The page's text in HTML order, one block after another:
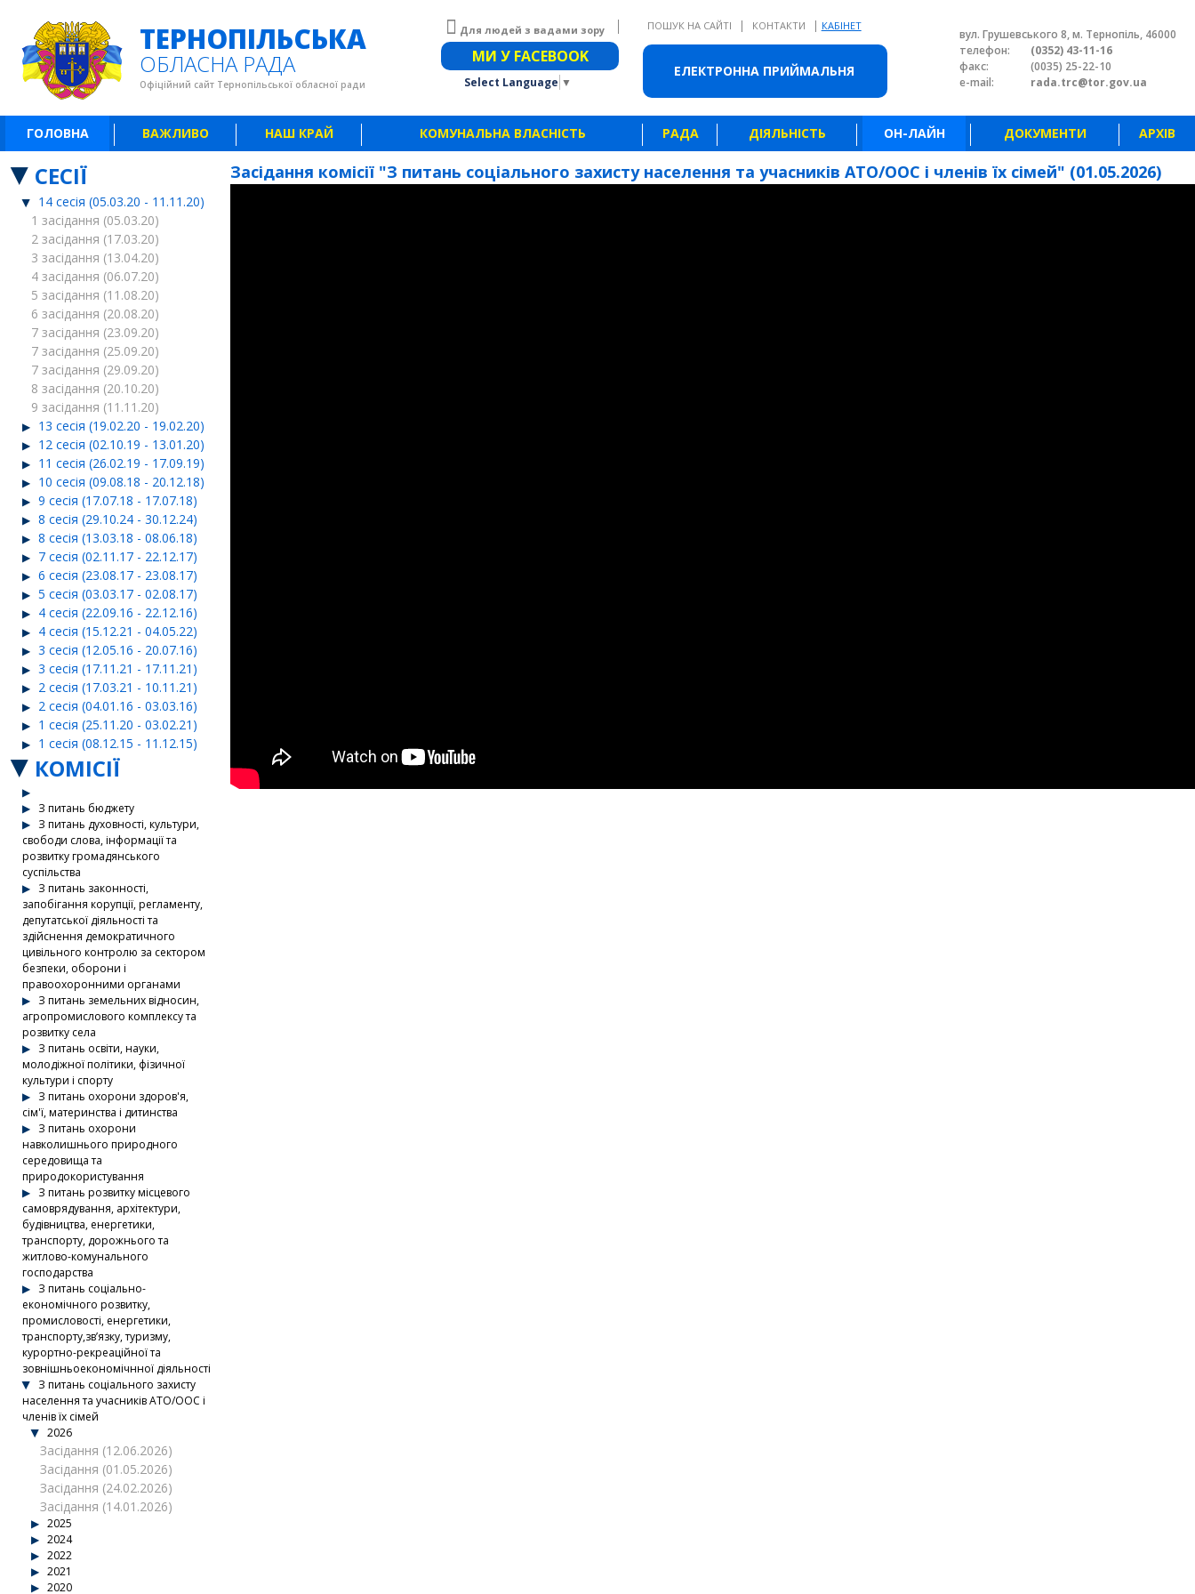
ЕЛЕКТРОННА ПРИЙМАЛЬНЯ
ТЕРНОПІЛЬСЬКА
ОБЛАСНА РАДА
Офіційний сайт Тернопільської обласної ради
Для людей з вадами зору Звичайна версія сайту
МИ У FACEBOOK
Select Language ▼
ПОШУК НА САЙТІ | КОНТАКТИ | КАБІНЕТ
вул. Грушевського 8, м. Тернопіль, 46000
телефон:
(0352) 43-11-16
факс:
(0035) 25-22-10
e-mail:
rada.trc@tor.gov.ua
ГОЛОВНА ВАЖЛИВО НАШ КРАЙ КОМУНАЛЬНА ВЛАСНІСТЬ РАДА ДІЯЛЬНІСТЬ ОН-ЛАЙН ДОКУМЕНТИ АРХІВ
СЕСІЇ
14 сесія (05.03.20 - 11.11.20)
1 засідання (05.03.20)
2 засідання (17.03.20)
3 засідання (13.04.20)
4 засідання (06.07.20)
5 засідання (11.08.20)
6 засідання (20.08.20)
7 засідання (23.09.20)
7 засідання (25.09.20)
7 засідання (29.09.20)
8 засідання (20.10.20)
9 засідання (11.11.20)
13 сесія (19.02.20 - 19.02.20)
12 сесія (02.10.19 - 13.01.20)
11 сесія (26.02.19 - 17.09.19)
10 сесія (09.08.18 - 20.12.18)
9 сесія (17.07.18 - 17.07.18)
8 сесія (29.10.24 - 30.12.24)
8 сесія (13.03.18 - 08.06.18)
7 сесія (02.11.17 - 22.12.17)
6 сесія (23.08.17 - 23.08.17)
5 сесія (03.03.17 - 02.08.17)
4 сесія (22.09.16 - 22.12.16)
4 сесія (15.12.21 - 04.05.22)
3 сесія (12.05.16 - 20.07.16)
3 сесія (17.11.21 - 17.11.21)
2 сесія (17.03.21 - 10.11.21)
2 сесія (04.01.16 - 03.03.16)
1 сесія (25.11.20 - 03.02.21)
1 сесія (08.12.15 - 11.12.15)
КОМІСІЇ
З питань бюджету
З питань духовності, культури,
свободи слова, інформації та
розвитку громадянського
суспільства
З питань законності,
запобігання корупції, регламенту,
депутатської діяльності та
здійснення демократичного
цивільного контролю за сектором
безпеки, оборони і
правоохоронними органами
З питань земельних відносин,
агропромислового комплексу та
розвитку села
З питань освіти, науки,
молодіжної політики, фізичної
культури і спорту
З питань охорони здоров'я,
сім'ї, материнства і дитинства
З питань охорони
навколишнього природного
середовища та
природокористування
З питань розвитку місцевого
самоврядування, архітектури,
будівництва, енергетики,
транспорту, дорожнього та
житлово-комунального
господарства
З питань соціально-
економічного розвитку,
промисловості, енергетики,
транспорту,зв’язку, туризму,
курортно-рекреаційної та
зовнішньоекономічнної діяльності
З питань соціального захисту
населення та учасників АТО/ООС і
членів їх сімей
2026
Засідання (12.06.2026)
Засідання (01.05.2026)
Засідання (24.02.2026)
Засідання (14.01.2026)
2025
2024
2022
2021
2020
Засідання комісії "З питань соціального захисту населення та учасників АТО/ООС і членів їх сімей" (01.05.2026)